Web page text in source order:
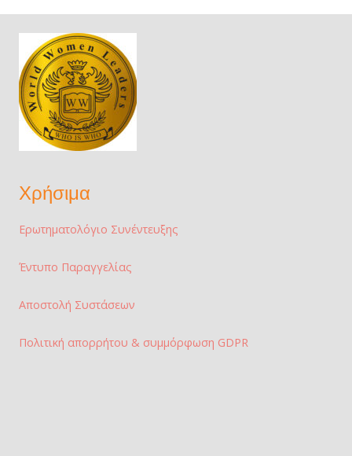
Χρήσιμα
Ερωτηματολόγιο Συνέντευξης
Έντυπο Παραγγελίας
Αποστολή Συστάσεων
Πολιτική απορρήτου & συμμόρφωση GDPR